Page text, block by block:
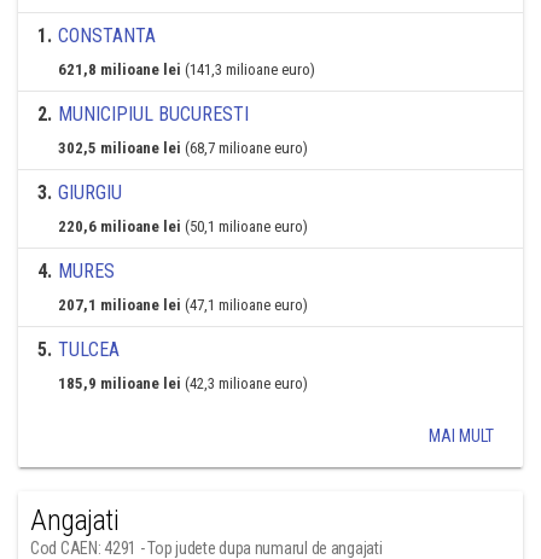
1. CONSTANTA
621,8 milioane lei (141,3 milioane euro)
2. MUNICIPIUL BUCURESTI
302,5 milioane lei (68,7 milioane euro)
3. GIURGIU
220,6 milioane lei (50,1 milioane euro)
4. MURES
207,1 milioane lei (47,1 milioane euro)
5. TULCEA
185,9 milioane lei (42,3 milioane euro)
MAI MULT
Angajati
Cod CAEN: 4291 - Top judete dupa numarul de angajati